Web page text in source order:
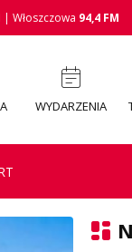
| Włoszczowa 94,4 FM
WYDARZENIA